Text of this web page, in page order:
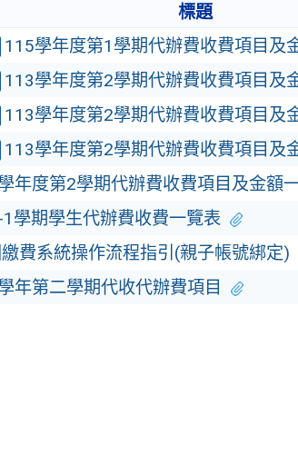
標題
115學年度第1學期代辦費收費項目及
113學年度第2學期代辦費收費項目及
113學年度第2學期代辦費收費項目及
113學年度第2學期代辦費收費項目及
年度第2學期代辦費收費項目及金額
學期學生代辦費收費一覽表
費系統操作流程指引(親子帳號綁定)
年第二學期代收代辦費項目